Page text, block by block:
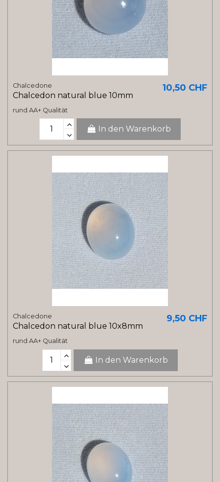
Chalcedone
Chalcedon natural blue 10mm
10,50 CHF
rund AA+ Qualität
In den Warenkorb
Chalcedone
Chalcedon natural blue 10x8mm
9,50 CHF
rund AA+ Qualität
In den Warenkorb